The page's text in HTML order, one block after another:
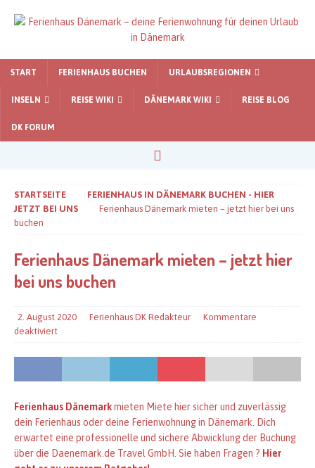
START FERIENHAUS BUCHEN URLAUBSREGIONEN
INSELN REISE WIKI DÄNEMARK WIKI REISE BLOG
DK FORUM
STARTSEITE
FERIENHAUS IN DÄNEMARK BUCHEN - HIER
JETZT BEI UNS
Ferienhaus Dänemark mieten – jetzt hier bei uns
buchen
Ferienhaus Dänemark mieten – jetzt hier
bei uns buchen
2. August 2020 Ferienhaus DK Redakteur
Kommentare
deaktiviert
Ferienhaus Dänemarkmieten Miete hier sicher und zuverlässig
dein Ferienhaus oder deine Ferienwohnung in Dänemark. Dich
erwartet eine professionelle und sichere Abwicklung der Buchung
über die Daenemark.de Travel GmbH. Sie haben Fragen ? Hier